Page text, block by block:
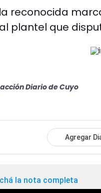
reconocida
plantel que
Diario de Cuyo
Agregar
la nota completa